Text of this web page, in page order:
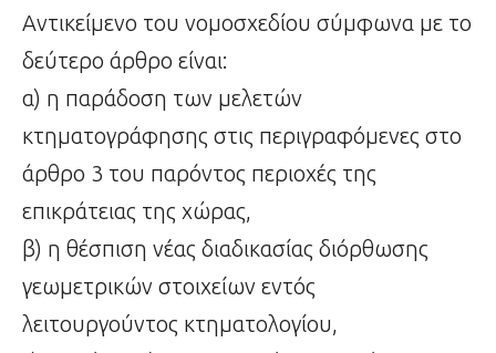
Αντικείμενο του νομοσχεδίου σύμφωνα με το
δεύτερο άρθρο είναι:
α) η παράδοση των μελετών
κτηματογράφησης στις περιγραφόμενες στο
άρθρο 3 του παρόντος περιοχές της
επικράτειας της χώρας,
β) η θέσπιση νέας διαδικασίας διόρθωσης
γεωμετρικών στοιχείων εντός
λειτουργούντος κτηματολογίου,